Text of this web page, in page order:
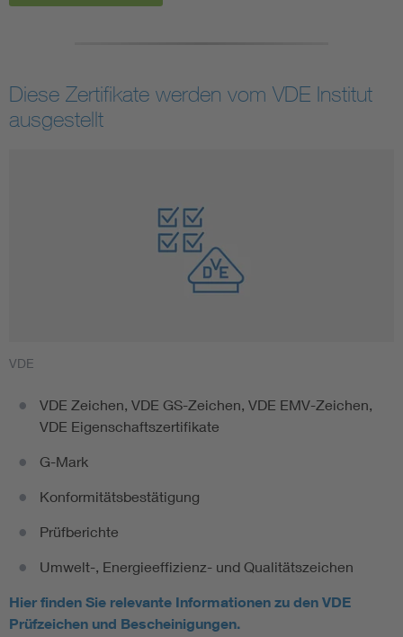
Diese Zertifikate werden vom VDE Institut
ausgestellt
VDE
VDE Zeichen, VDE GS-Zeichen, VDE EMV-Zeichen,
VDE Eigenschaftszertifikate
G-Mark
Konformitätsbestätigung
Prüfberichte
Umwelt-, Energieeffizienz- und Qualitätszeichen
Hier finden Sie relevante Informationen zu den VDE
Prüfzeichen und Bescheinigungen.